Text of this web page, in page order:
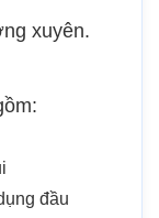
xuyên.
đầu